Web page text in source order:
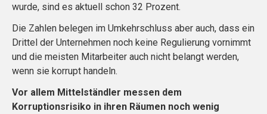
wurde, sind es aktuell schon 32 Prozent.
Die Zahlen belegen im Umkehrschluss aber auch, dass ein
Drittel der Unternehmen noch keine Regulierung vornimmt
und die meisten Mitarbeiter auch nicht belangt werden,
wenn sie korrupt handeln.
Vor allem Mittelständler messen dem
Korruptionsrisiko in ihren Räumen noch wenig